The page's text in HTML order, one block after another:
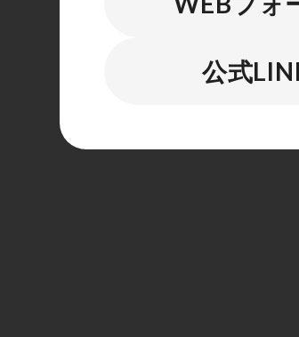
公式